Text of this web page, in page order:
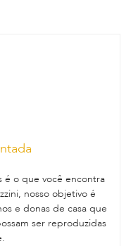
é o que você encontra
nosso objetivo é
e donas de casa que
ser reproduzidas